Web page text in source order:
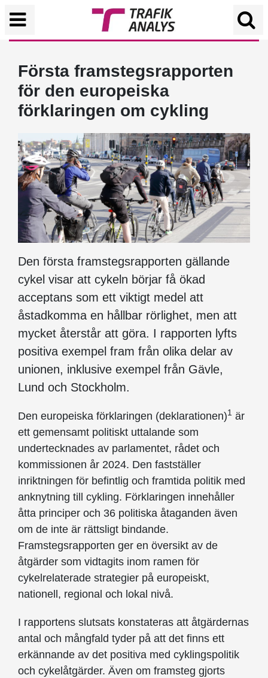
Första framstegsrapporten
för den europeiska
förklaringen om cykling
Den första framstegsrapporten gällande
cykel visar att cykeln börjar få ökad
acceptans som ett viktigt medel att
åstadkomma en hållbar rörlighet, men att
mycket återstår att göra. I rapporten lyfts
positiva exempel fram från olika delar av
unionen, inklusive exempel från Gävle,
Lund och Stockholm.
Den europeiska förklaringen (deklarationen)1 är
ett gemensamt politiskt uttalande som
undertecknades av parlamentet, rådet och
kommissionen år 2024. Den fastställer
inriktningen för befintlig och framtida politik med
anknytning till cykling. Förklaringen innehåller
åtta principer och 36 politiska åtaganden även
om de inte är rättsligt bindande.
Framstegsrapporten ger en översikt av de
åtgärder som vidtagits inom ramen för
cykelrelaterade strategier på europeiskt,
nationell, regional och lokal nivå.
I rapportens slutsats konstateras att åtgärdernas
antal och mångfald tyder på att det finns ett
erkännande av det positiva med cyklingspolitik
och cykelåtgärder. Även om framsteg gjorts